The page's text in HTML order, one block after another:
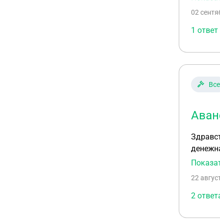
02
1 ответ
Все
22
2